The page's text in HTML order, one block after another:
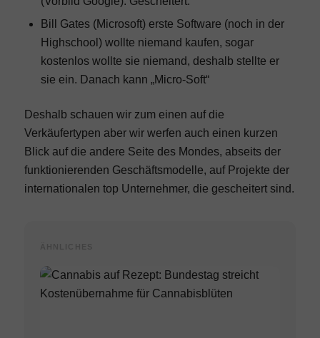
Bill Gates (Microsoft) erste Software (noch in der
Highschool) wollte niemand kaufen, sogar
kostenlos wollte sie niemand, deshalb stellte er
sie ein. Danach kann „Micro-Soft“
Deshalb schauen wir zum einen auf die
Verkäufertypen aber wir werfen auch einen kurzen
Blick auf die andere Seite des Mondes, abseits der
funktionierenden Geschäftsmodelle, auf Projekte der
internationalen top Unternehmer, die gescheitert sind.